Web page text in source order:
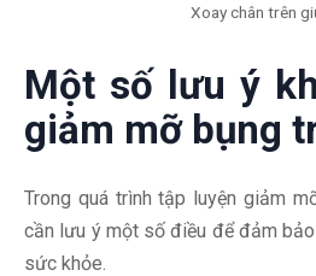
Xoay chân trên
Một số lưu ý
giảm mỡ bụng
Trong quá trình tập luyện giảm
cần lưu ý một số điều để đảm
sức khỏe.